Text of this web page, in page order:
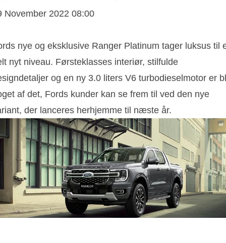
November 2022 08:00
nye og eksklusive Ranger Platinum tager luksus til
nyt niveau. Førsteklasses interiør, stilfulde
og en ny 3.0 liters V6 turbodieselmotor er
af det, Fords kunder kan se frem til ved den nye
der lanceres herhjemme til næste år.